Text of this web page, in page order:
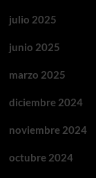
julio 2025
junio 2025
marzo 2025
diciembre 2024
noviembre 2024
octubre 2024